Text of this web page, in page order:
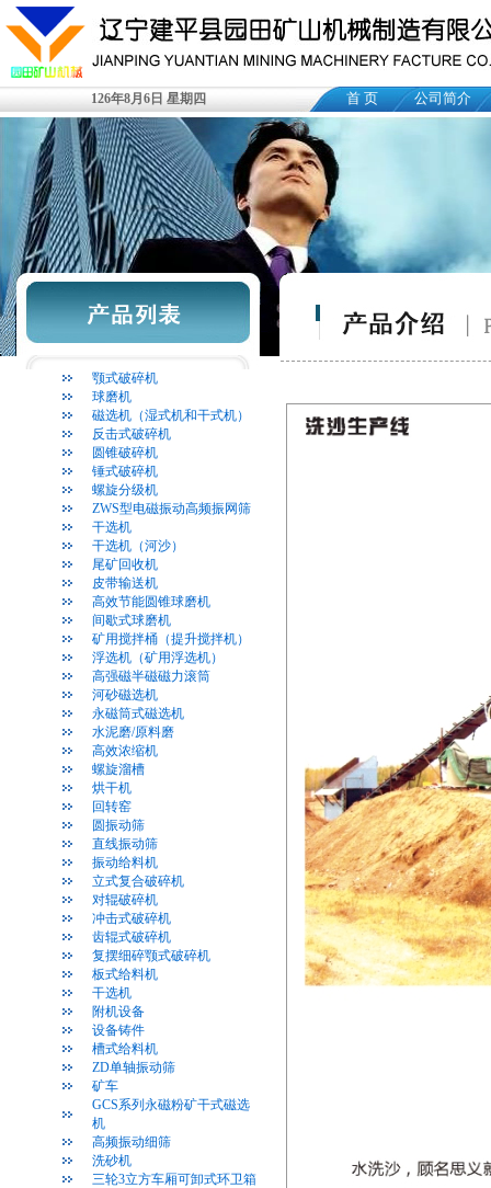
126年8月6日 星期四 首 页 公司简介
颚式破碎机
球磨机
磁选机（湿式机和干式机）
反击式破碎机
圆锥破碎机
锤式破碎机
螺旋分级机
ZWS型电磁振动高频振网筛
干选机
干选机（河沙）
尾矿回收机
皮带输送机
高效节能圆锥球磨机
间歇式球磨机
矿用搅拌桶（提升搅拌机）
浮选机（矿用浮选机）
高强磁半磁磁力滚筒
河砂磁选机
永磁筒式磁选机
水泥磨/原料磨
高效浓缩机
螺旋溜槽
烘干机
回转窑
圆振动筛
直线振动筛
振动给料机
立式复合破碎机
对辊破碎机
冲击式破碎机
齿辊式破碎机
复摆细碎颚式破碎机
板式给料机
干选机
附机设备
设备铸件
槽式给料机
ZD单轴振动筛
矿车
GCS系列永磁粉矿干式磁选
机
高频振动细筛
洗砂机
三轮3立方车厢可卸式环卫箱